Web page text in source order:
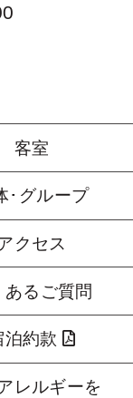
客室
･グループ
クセス
あるご質問
泊約款
レルギーを